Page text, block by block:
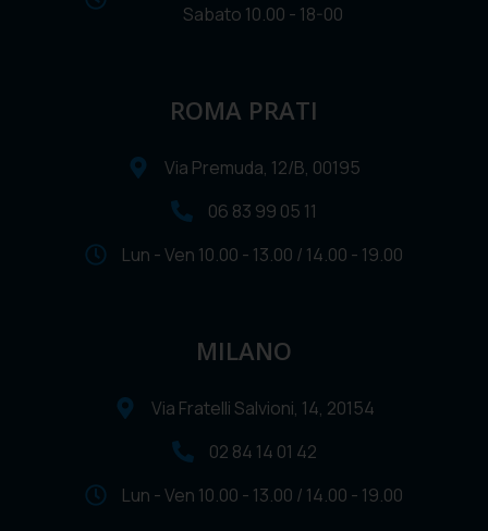
Sabato 10.00 - 18-00
ROMA PRATI
Via Premuda, 12/B, 00195
06 83 99 05 11
Lun - Ven 10.00 - 13.00 / 14.00 - 19.00
MILANO
Via Fratelli Salvioni, 14, 20154
02 84 14 01 42
Lun - Ven 10.00 - 13.00 / 14.00 - 19.00